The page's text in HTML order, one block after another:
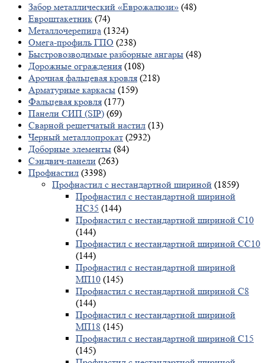
Забор металлический «Еврожалюзи» (48)
Евроштакетник (74)
Металлочерепица (1324)
Омега-профиль ГПО (238)
Быстровозводимые разборные ангары (48)
Дорожные ограждения (108)
Арочная фальцевая кровля (218)
Арматурные каркасы (159)
Фальцевая кровля (177)
Панели СИП (SIP) (69)
Сварной решетчатый настил (13)
Черный металлопрокат (2932)
Доборные элементы (84)
Сэндвич-панели (263)
Профнастил (3398)
Профнастил с нестандартной шириной (1859)
Профнастил с нестандартной шириной
НС35 (144)
Профнастил с нестандартной шириной С10
(144)
Профнастил с нестандартной шириной СС10
(144)
Профнастил с нестандартной шириной
МП10 (145)
Профнастил с нестандартной шириной С8
(144)
Профнастил с нестандартной шириной
МП18 (145)
Профнастил с нестандартной шириной С15
(145)